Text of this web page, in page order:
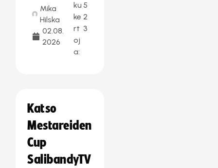
Mika
Hilska
02.08.
2026
ku
ke
rt
oj
a:
5
2
3
Katso
Mestareiden
Cup
SalibandyTV